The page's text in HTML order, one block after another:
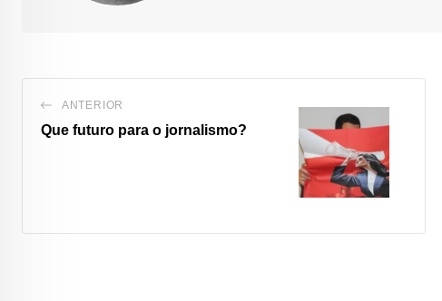
ANTERIOR
Que futuro para o jornalismo?